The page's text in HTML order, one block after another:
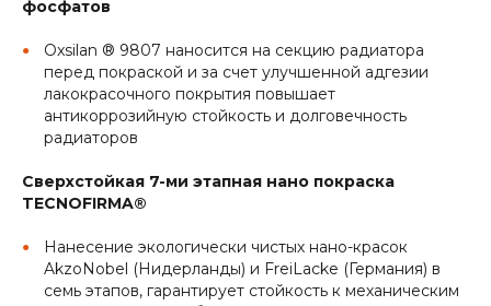
фосфатов
Oxsilan ® 9807 наносится на секцию радиатора
перед покраской и за счет улучшенной адгезии
лакокрасочного покрытия повышает
антикоррозийную стойкость и долговечность
радиаторов
Сверхстойкая 7-ми этапная нано покраска
TECNOFIRMA®
Нанесение экологически чистых нано-красок
AkzoNobel (Нидерланды) и FreiLacke (Германия) в
семь этапов, гарантирует стойкость к механическим